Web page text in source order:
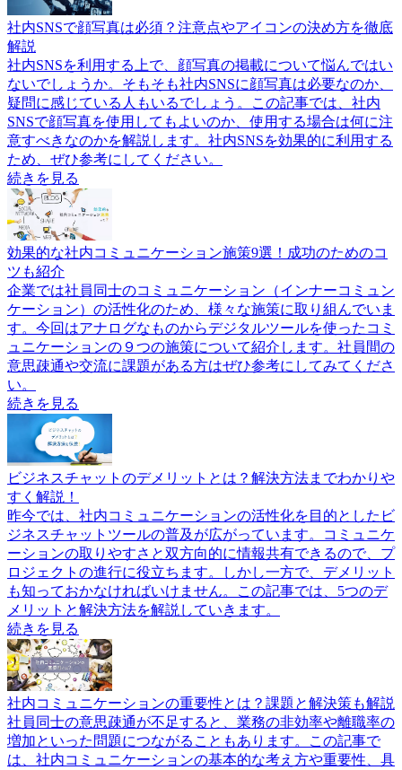
社内SNSで顔写真は必須？注意点やアイコンの決め方を徹底
解説
社内SNSを利用する上で、顔写真の掲載について悩んではい
ないでしょうか。そもそも社内SNSに顔写真は必要なのか、
疑問に感じている人もいるでしょう。この記事では、社内
SNSで顔写真を使用してもよいのか、使用する場合は何に注
意すべきなのかを解説します。社内SNSを効果的に利用する
ため、ぜひ参考にしてください。
続きを見る
効果的な社内コミュニケーション施策9選！成功のためのコ
ツも紹介
企業では社員同士のコミュニケーション（インナーコミュン
ケーション）の活性化のため、様々な施策に取り組んでいま
す。今回はアナログなものからデジタルツールを使ったコミ
ュニケーションの９つの施策について紹介します。社員間の
意思疎通や交流に課題がある方はぜひ参考にしてみてくださ
い。
続きを見る
ビジネスチャットのデメリットとは？解決方法までわかりや
すく解説！
昨今では、社内コミュニケーションの活性化を目的としたビ
ジネスチャットツールの普及が広がっています。コミュニケ
ーションの取りやすさと双方向的に情報共有できるので、プ
ロジェクトの進行に役立ちます。しかし一方で、デメリット
も知っておかなければいけません。この記事では、5つのデ
メリットと解決方法を解説していきます。
続きを見る
社内コミュニケーションの重要性とは？課題と解決策も解説
社員同士の意思疎通が不足すると、業務の非効率や離職率の
増加といった問題につながることもあります。この記事で
は、社内コミュニケーションの基本的な考え方や重要性、具